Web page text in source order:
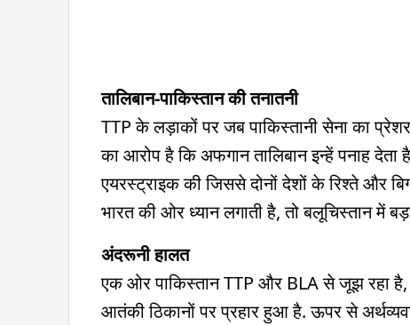
तालिबान-पाकिस्तान की तनातनी
TTP के लड़ाकों पर जब पाकिस्तानी सेना का प्रेशर
का आरोप है कि अफगान तालिबान इन्हें पनाह
एयरस्ट्राइक की जिससे दोनों देशों के रिश्ते और
भारत की ओर ध्यान लगाती है, तो बलूचिस्तान में
अंदरूनी हालत
एक ओर पाकिस्तान TTP और BLA से जूझ रहा
आतंकी ठिकानों पर प्रहार हुआ है. ऊपर से